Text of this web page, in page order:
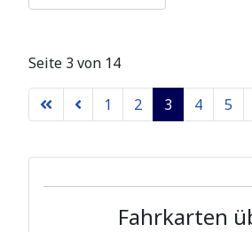
Seite 3 von 14
1 2 3 4 5
Fahrkarten